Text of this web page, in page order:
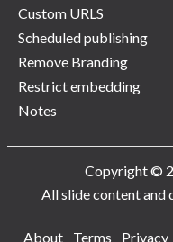
Custom URLS
Scheduled publishing
Remove Branding
Restrict embedding
Notes
Copyright ©
All slide content and
About
Terms Privacy